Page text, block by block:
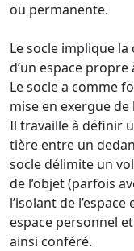
ou permanente.
Le socle implique la
d’un espace propre
Le socle a comme
mise en exergue de
Il travaille à définir
tière entre un
socle délimite un
de l’objet (parfois
l’isolant de
espace personnel
ainsi conféré.